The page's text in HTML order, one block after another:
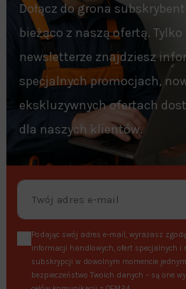
Dołącz do grona
bieżąco z naszą ofertą.
newsletterze znajdziesz
specjalnych promocjach,
ekskluzywnych ofertach
dla naszych klientów.
Podając swój adres e-mail, wyrażasz
informacji handlowych, ofert specjalnych i
subskrypcji w dowolnym momencie
bezpieczeństwo Twoich danych – są one